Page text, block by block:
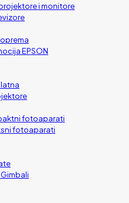
i monitore
EPSON
fotoaparati
fotoaparati